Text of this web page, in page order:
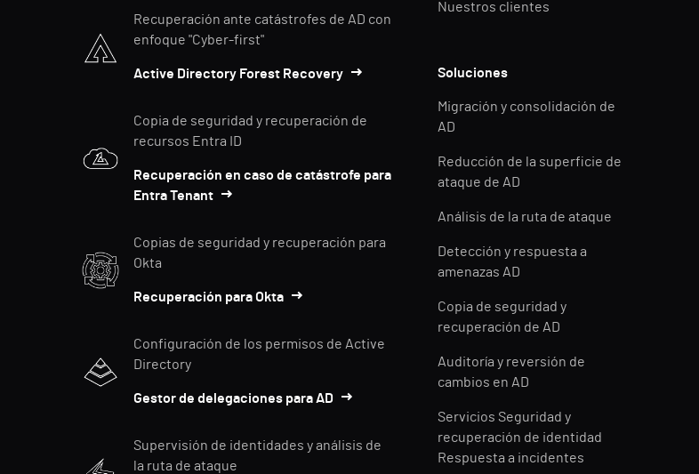
Recuperación ante catástrofes de AD con
enfoque "Cyber-first"
Active Directory Forest Recovery
Copia de seguridad y recuperación de
recursos Entra ID
Recuperación en caso de catástrofe para
Entra Tenant
Copias de seguridad y recuperación para
Okta
Recuperación para Okta
Configuración de los permisos de Active
Directory
Gestor de delegaciones para AD
Supervisión de identidades y análisis de
la ruta de ataque
Nuestros clientes
Soluciones
Migración y consolidación de
AD
Reducción de la superficie de
ataque de AD
Análisis de la ruta de ataque
Detección y respuesta a
amenazas AD
Copia de seguridad y
recuperación de AD
Auditoría y reversión de
cambios en AD
Servicios Seguridad y
recuperación de identidad
Respuesta a incidentes